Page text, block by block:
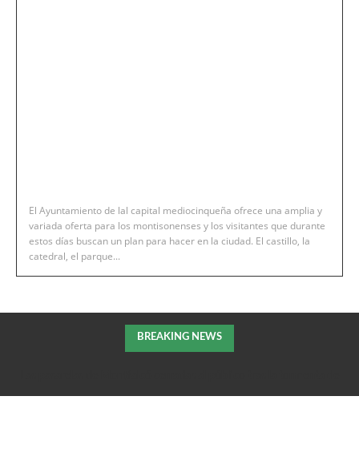
El Ayuntamiento de lal capital mediocinqueña ofrece una amplia y
variada oferta para los montisonenses y los visitantes que durante
estos días buscan un plan para hacer en la ciudad. El castillo, la
catedral, el parque...
BREAKING NEWS